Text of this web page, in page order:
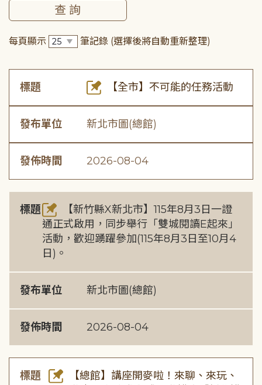
每頁顯示 筆記錄 (選擇後將自動重新整理)
標題 【全市】不可能的任務活動
發布單位 新北市圖(總館)
發佈時間 2026-08-04
標題
【新竹縣X新北市】115年8月3日一證
通正式啟用，同步舉行「雙城閱讀E起來」
活動，歡迎踴躍參加(115年8月3日至10月4
日)。
發布單位 新北市圖(總館)
發佈時間 2026-08-04
標題
【總館】講座開麥啦！來聊、來玩、